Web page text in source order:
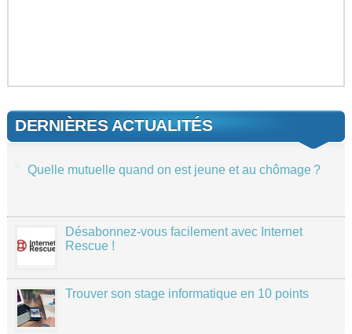
DERNIÈRES ACTUALITÉS
Quelle mutuelle quand on est jeune et au chômage ?
Désabonnez-vous facilement avec Internet
Rescue !
Trouver son stage informatique en 10 points